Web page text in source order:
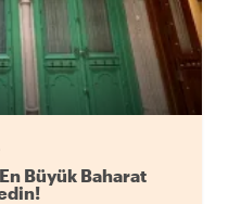
Büyük Baharat